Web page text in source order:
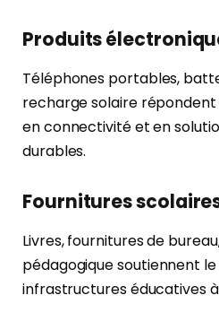
Produits
Téléphones portables,
recharge solaire répondent
en connectivité et en
durables.
Fournitures
Livres, fournitures de
pédagogique soutiennent
infrastructures éducatives